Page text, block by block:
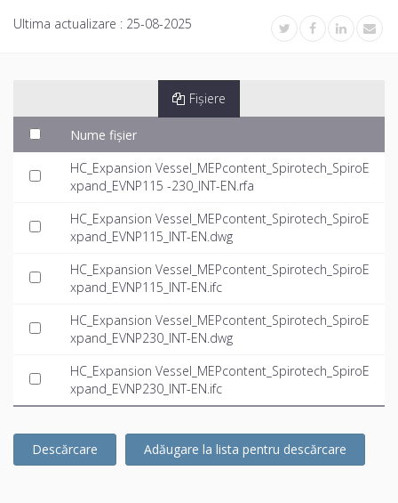
Ultima actualizare : 25-08-2025
Fișiere
Nume fișier
HC_Expansion Vessel_MEPcontent_Spirotech_SpiroE
xpand_EVNP115 -230_INT-EN.rfa
HC_Expansion Vessel_MEPcontent_Spirotech_SpiroE
xpand_EVNP115_INT-EN.dwg
HC_Expansion Vessel_MEPcontent_Spirotech_SpiroE
xpand_EVNP115_INT-EN.ifc
HC_Expansion Vessel_MEPcontent_Spirotech_SpiroE
xpand_EVNP230_INT-EN.dwg
HC_Expansion Vessel_MEPcontent_Spirotech_SpiroE
xpand_EVNP230_INT-EN.ifc
Descărcare Adăugare la lista pentru descărcare